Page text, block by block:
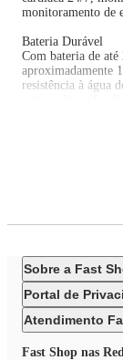
monitoramento de
Bateria Durável
Com bateria de até
aproximadamente
resistência à água
Sobre a Fast
Portal de
Atendimento
Fast Shop nas